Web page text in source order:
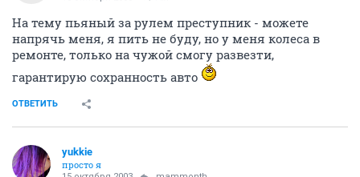
На тему пьяный за рулем преступник - можете
напрячь меня, я пить не буду, но у меня колеса в
ремонте, только на чужой смогу развезти,
гарантирую сохранность авто
ОТВЕТИТЬ
yukkie
просто я